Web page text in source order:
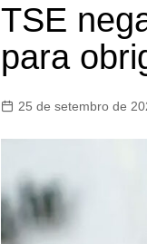
TSE
para
25 de setembro de